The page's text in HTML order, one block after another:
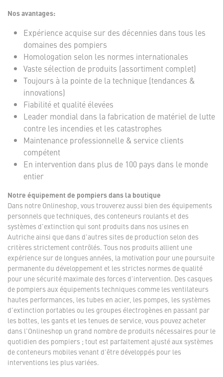
Nos avantages:
Expérience acquise sur des décennies dans tous les
domaines des pompiers
Homologation selon les normes internationales
Vaste sélection de produits (assortiment complet)
Toujours à la pointe de la technique (tendances &
innovations)
Fiabilité et qualité élevées
Leader mondial dans la fabrication de matériel de lutte
contre les incendies et les catastrophes
Maintenance professionnelle & service clients
compétent
En intervention dans plus de 100 pays dans le monde
entier
Notre équipement de pompiers dans la boutique
Dans notre Onlineshop, vous trouverez aussi bien des équipements
personnels que techniques, des conteneurs roulants et des
systèmes d'extinction qui sont produits dans nos usines en
Autriche ainsi que dans d'autres sites de production selon des
critères strictement contrôlés. Tous nos produits allient une
expérience sur de longues années, la motivation pour une poursuite
permanente du développement et les strictes normes de qualité
pour une sécurité maximale des forces d'intervention. Des casques
de pompiers aux équipements techniques comme les ventilateurs
hautes performances, les tubes en acier, les pompes, les systèmes
d'extinction portables ou les groupes électrogènes en passant par
les bottes, les gants et les tenues de service, vous pouvez acheter
dans l'Onlineshop un grand nombre de produits nécessaires pour le
quotidien des pompiers ; tout est parfaitement ajusté aux systèmes
de conteneurs mobiles venant d'être développés pour les
interventions les plus variées.